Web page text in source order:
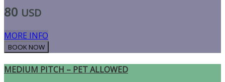
80 USD
MORE INFO
MEDIUM PITCH – PET ALLOWED